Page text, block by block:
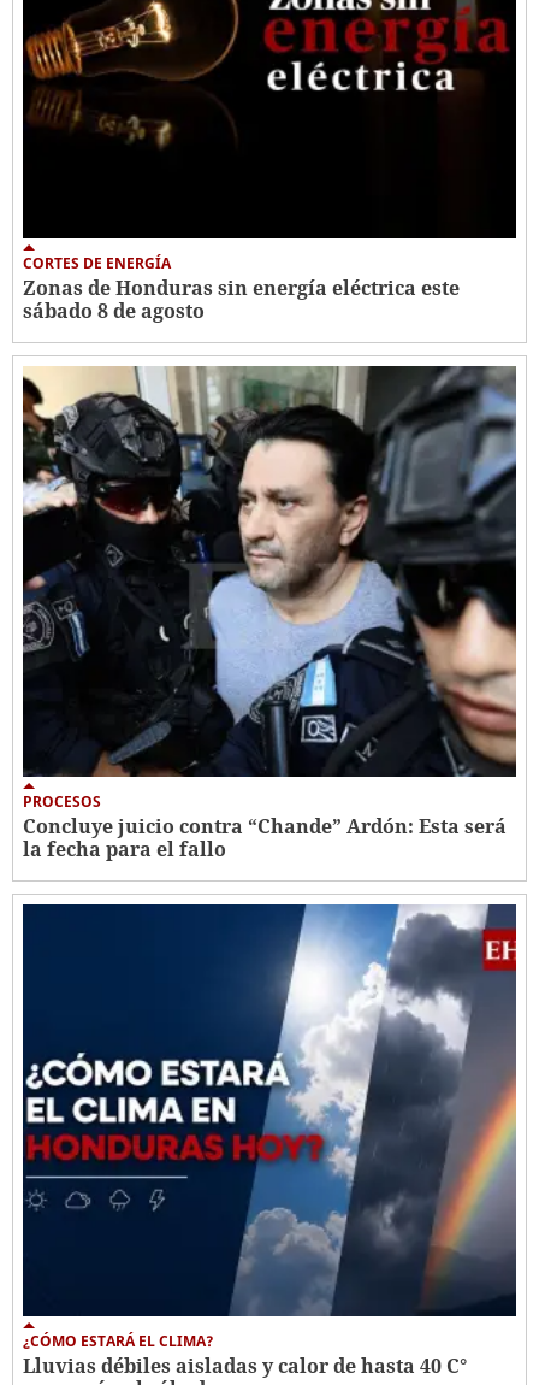
CORTES DE ENERGÍA
Zonas de Honduras sin energía eléctrica este
sábado 8 de agosto
PROCESOS
Concluye juicio contra “Chande” Ardón: Esta será
la fecha para el fallo
¿CÓMO ESTARÁ EL CLIMA?
Lluvias débiles aisladas y calor de hasta 40 C°